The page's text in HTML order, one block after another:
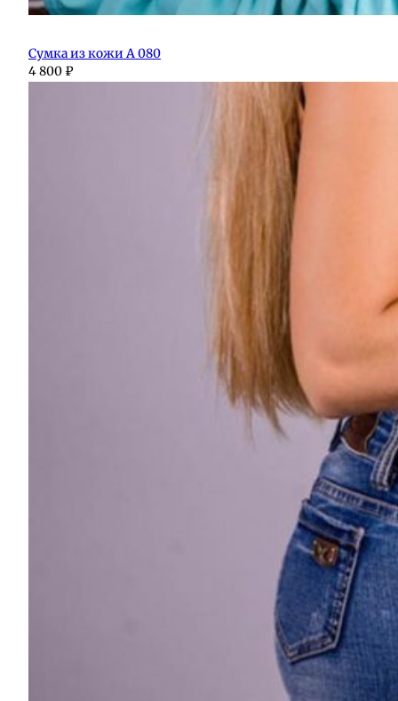
Сумка из кожи А 080
4 800 ₽